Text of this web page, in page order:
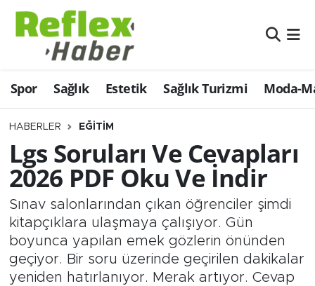
Spor Sağlık Estetik Sağlık Turizmi Moda-
HABERLER EĞITIM
Lgs Soruları Ve Cevapları
2026 PDF Oku Ve İndir
Sınav salonlarından çıkan öğrenciler şimdi
kitapçıklara ulaşmaya çalışıyor. Gün
boyunca yapılan emek gözlerin önünden
geçiyor. Bir soru üzerinde geçirilen dakikalar
yeniden hatırlanıyor. Merak artıyor. Cevap
Eğitim
Estetik
Firmalardan
Güncel
İş ve Ekonomi
Moda-Magazin-Eğlence
Sağlık
Nöbetçi Eczaneler
Hava Durumu
Namaz Vakitleri
Trafik Durumu
Şampiyonlar Ligi Puan Durumu ve Fikstür
Tüm Manşetler
Son Dakika Haberleri